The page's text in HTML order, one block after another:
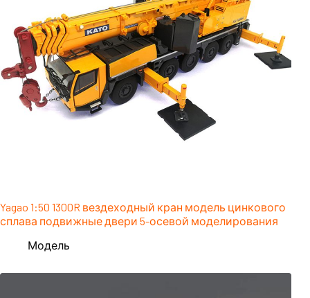
Yagao 1:50 1300R вездеходный кран модель цинкового
сплава подвижные двери 5-осевой моделирования
Модель